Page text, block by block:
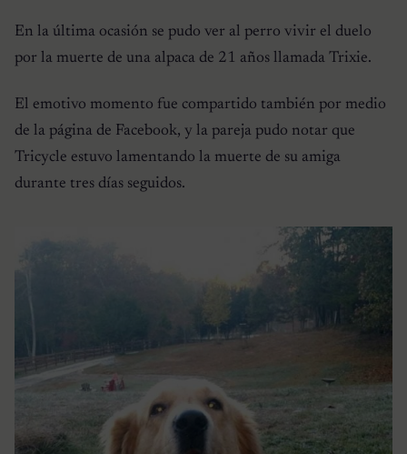
En la última ocasión se pudo ver al perro vivir el duelo
por la muerte de una alpaca de 21 años llamada Trixie.
El emotivo momento fue compartido también por medio
de la página de Facebook, y la pareja pudo notar que
Tricycle estuvo lamentando la muerte de su amiga
durante tres días seguidos.